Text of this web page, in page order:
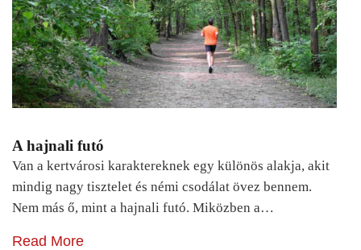
A hajnali futó
Van a kertvárosi karaktereknek egy különös alakja, akit
mindig nagy tisztelet és némi csodálat övez bennem.
Nem más ő, mint a hajnali futó. Miközben a…
Read More